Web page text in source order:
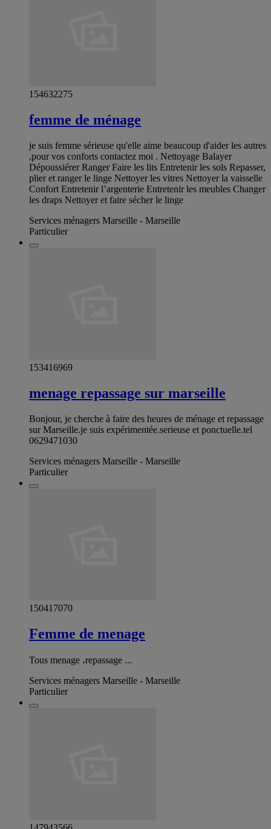
154632275
femme de ménage
je suis femme sérieuse qu'elle aime beaucoup d'aider les autres
,pour vos conforts contactez moi . Nettoyage Balayer
Dépoussiérer Ranger Faire les lits Entretenir les sols Repasser,
plier et ranger le linge Nettoyer les vitres Nettoyer la vaisselle
Confort Entretenir l’argenterie Entretenir les meubles Changer
les draps Nettoyer et faire sécher le linge
Services ménagers Marseille - Marseille
Particulier
153416969
menage repassage sur marseille
Bonjour, je cherche à faire des heures de ménage et repassage
sur Marseille.je suis expérimentée.serieuse et ponctuelle.tel
0629471030
Services ménagers Marseille - Marseille
Particulier
150417070
Femme de menage
Tous menage ،repassage ...
Services ménagers Marseille - Marseille
Particulier